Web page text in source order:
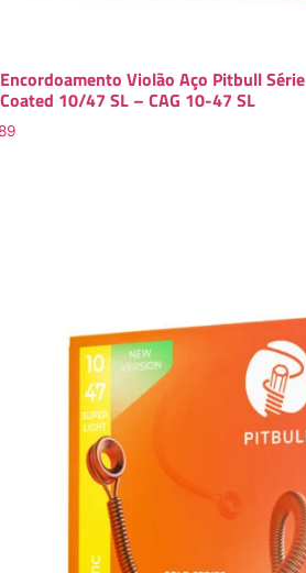
Encordoamento Violão Aço Pitbull Série
Coated 10/47 SL – CAG 10-47 SL